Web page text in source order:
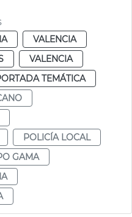
VALENCIA
VALENCIA
TEMÁTICA
POLICÍA LOCAL
GAMA